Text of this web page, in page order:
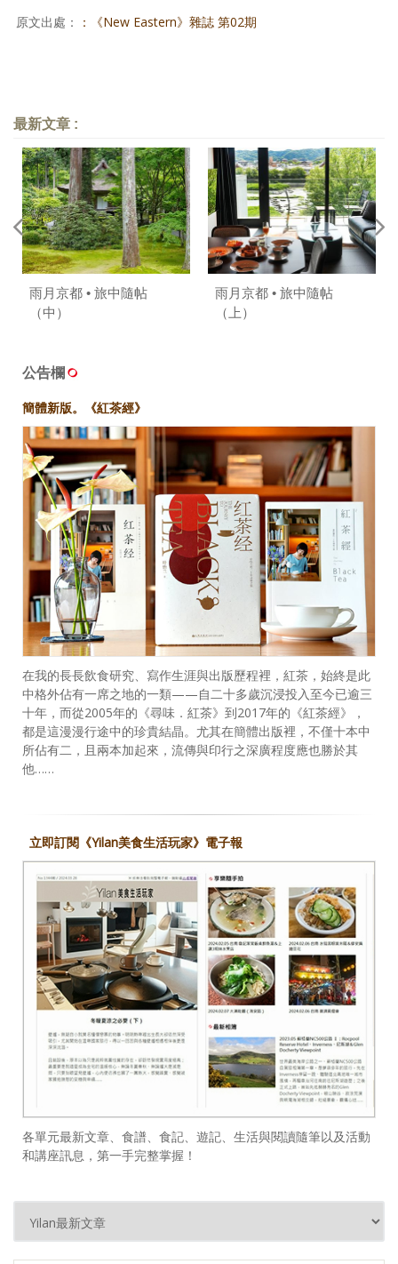
原文出處： ：《New Eastern》雜誌 第02期
最新文章 :
雨月京都 • 旅中隨帖
（中）
雨月京都 • 旅中隨帖
（上）
公告欄
簡體新版。《紅茶經》
在我的長長飲食研究、寫作生涯與出版歷程裡，紅茶，始終是此
中格外佔有一席之地的一類——自二十多歲沉浸投入至今已逾三
十年，而從2005年的《尋味．紅茶》到2017年的《紅茶經》，
都是這漫漫行途中的珍貴結晶。尤其在簡體出版裡，不僅十本中
所佔有二，且兩本加起來，流傳與印行之深廣程度應也勝於其
他……
立即訂閱《Yilan美食生活玩家》電子報
各單元最新文章、食譜、食記、遊記、生活與閱讀隨筆以及活動
和講座訊息，第一手完整掌握！